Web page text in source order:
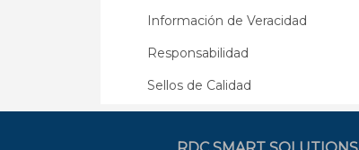
Información de Veracidad
Responsabilidad
Sellos de Calidad